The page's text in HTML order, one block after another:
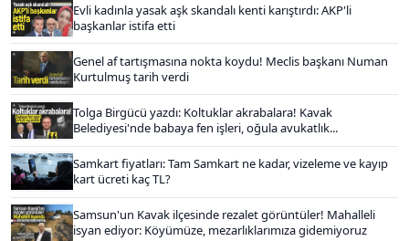
Evli kadınla yasak aşk skandalı kenti karıştırdı: AKP'li
başkanlar istifa etti
Genel af tartışmasına nokta koydu! Meclis başkanı Numan
Kurtulmuş tarih verdi
Tolga Birgücü yazdı: Koltuklar akrabalara! Kavak
Belediyesi'nde babaya fen işleri, oğula avukatlık...
Samkart fiyatları: Tam Samkart ne kadar, vizeleme ve kayıp
kart ücreti kaç TL?
Samsun'un Kavak ilçesinde rezalet görüntüler! Mahalleli
isyan ediyor: Köyümüze, mezarlıklarımıza gidemiyoruz